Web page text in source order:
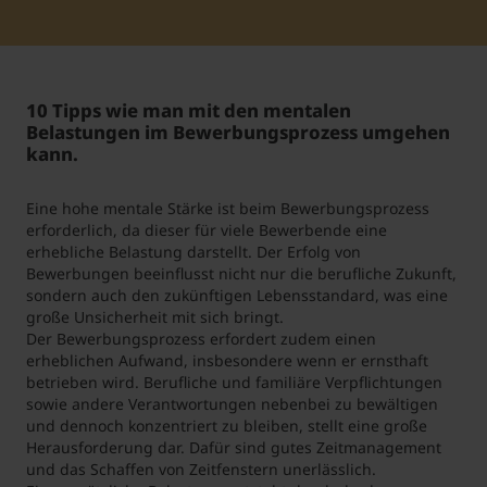
Student Support
Unterkünfte
Internationalization at Home
Kurse auf Englisch
10 Tipps wie man mit den mentalen
Belastungen im Bewerbungsprozess umgehen
kann.
Eine hohe mentale Stärke ist beim Bewerbungsprozess
erforderlich, da dieser für viele Bewerbende eine
erhebliche Belastung darstellt. Der Erfolg von
Bewerbungen beeinflusst nicht nur die berufliche Zukunft,
sondern auch den zukünftigen Lebensstandard, was eine
große Unsicherheit mit sich bringt.
Der Bewerbungsprozess erfordert zudem einen
erheblichen Aufwand, insbesondere wenn er ernsthaft
betrieben wird. Berufliche und familiäre Verpflichtungen
sowie andere Verantwortungen nebenbei zu bewältigen
und dennoch konzentriert zu bleiben, stellt eine große
Herausforderung dar. Dafür sind gutes Zeitmanagement
und das Schaffen von Zeitfenstern unerlässlich.